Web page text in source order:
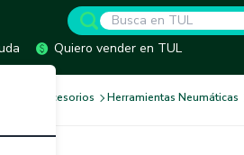
Quiero vender en TUL
y Accesorios Herramientas Neumáticas